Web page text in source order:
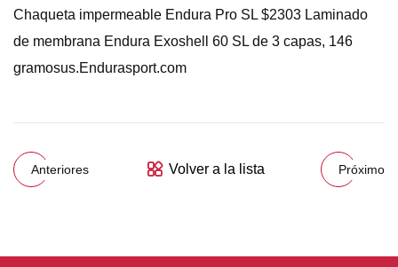
Chaqueta impermeable Endura Pro SL $2303 Laminado
de membrana Endura Exoshell 60 SL de 3 capas, 146
gramosus.Endurasport.com
Anteriores Volver a la lista Próximo